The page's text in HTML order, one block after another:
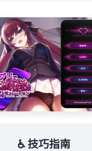
♿ 技巧指南